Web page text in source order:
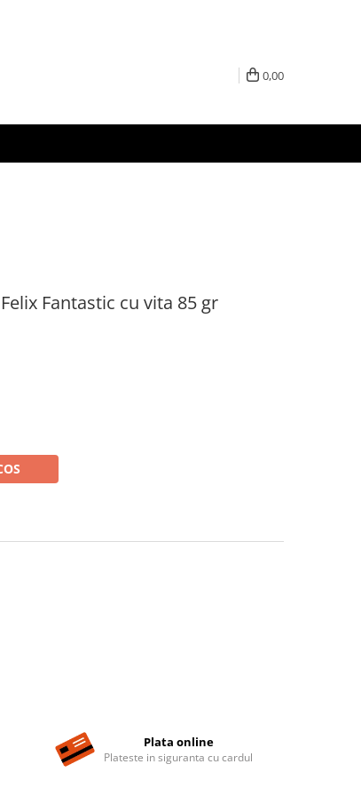
0,00
Fantastic cu vita 85 gr
Plata online
Plateste in siguranta cu cardul